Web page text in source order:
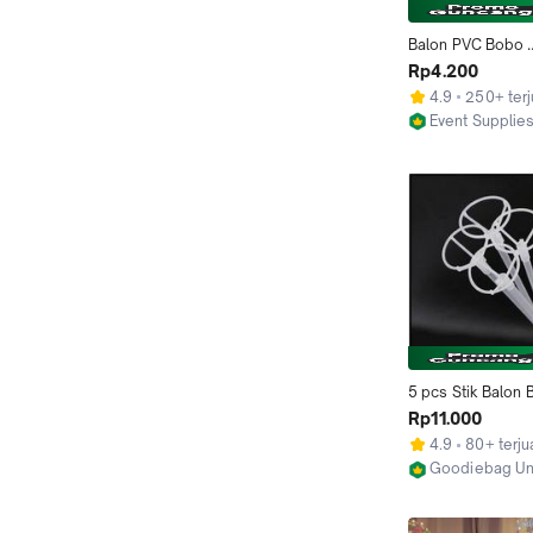
Balon PVC Bobo
Transparan
Rp4.200
4.9
250+
Event Supplies
5 pcs Stik Balon
Cup Pegangan
Bobo Foil
Pesta Ulang
Balloon Oval
Rp11.000
4.9
80+
Goodiebag